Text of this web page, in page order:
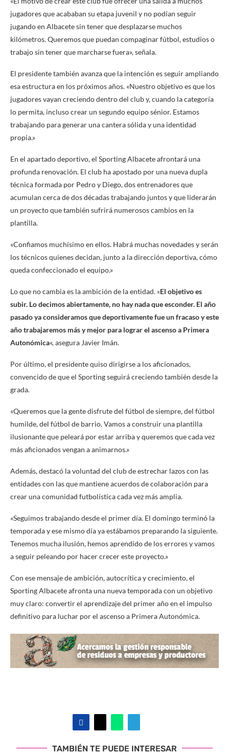
jugadores que acababan su etapa juvenil y no podían seguir
jugando en Albacete sin tener que desplazarse muchos
kilómetros. Queremos que puedan compaginar fútbol, estudios o
trabajo sin tener que marcharse fuera», señala.
El presidente también avanza que la intención es seguir ampliando
esa estructura en los próximos años. «Nuestro objetivo es que los
jugadores vayan creciendo dentro del club y, cuando la categoría
lo permita, incluso crear un segundo equipo sénior. Estamos
trabajando para generar una cantera sólida y una identidad
propia.»
En el apartado deportivo, el Sporting Albacete afrontará una
profunda renovación. El club ha apostado por una nueva dupla
técnica formada por Pedro y Diego, dos entrenadores que
acumulan cerca de dos décadas trabajando juntos y que liderarán
un proyecto que también sufrirá numerosos cambios en la
plantilla.
«Confiamos muchísimo en ellos. Habrá muchas novedades y serán
los técnicos quienes decidan, junto a la dirección deportiva, cómo
queda confeccionado el equipo.»
Lo que no cambia es la ambición de la entidad. «El objetivo es
subir. Lo decimos abiertamente, no hay nada que esconder. El año
pasado ya consideramos que deportivamente fue un fracaso y este
año trabajaremos más y mejor para lograr el ascenso a Primera
Autonómica«, asegura Javier Imán.
Por último, el presidente quiso dirigirse a los aficionados,
convencido de que el Sporting seguirá creciendo también desde la
grada.
«Queremos que la gente disfrute del fútbol de siempre, del fútbol
humilde, del fútbol de barrio. Vamos a construir una plantilla
ilusionante que peleará por estar arriba y queremos que cada vez
más aficionados vengan a animarnos.»
Además, destacó la voluntad del club de estrechar lazos con las
entidades con las que mantiene acuerdos de colaboración para
crear una comunidad futbolística cada vez más amplia.
«Seguimos trabajando desde el primer día. El domingo terminó la
temporada y ese mismo día ya estábamos preparando la siguiente.
Tenemos mucha ilusión, hemos aprendido de los errores y vamos
a seguir peleando por hacer crecer este proyecto.»
Con ese mensaje de ambición, autocrítica y crecimiento, el
Sporting Albacete afronta una nueva temporada con un objetivo
muy claro: convertir el aprendizaje del primer año en el impulso
definitivo para luchar por el ascenso a Primera Autonómica.
TAMBIÉN TE PUEDE INTERESAR